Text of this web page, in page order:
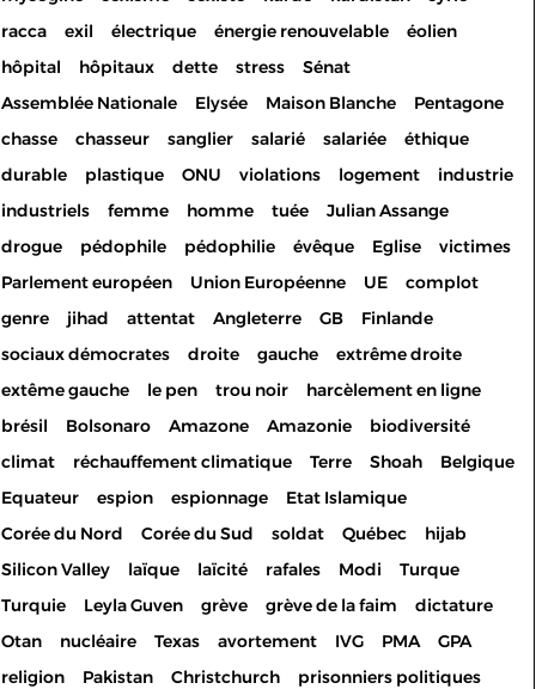
racca
exil électrique énergie renouvelable
éolien
hôpital
hôpitaux dette stress
Sénat
Assemblée Nationale
Elysée Maison Blanche
Pentagone
chasse
chasseur sanglier salarié salariée
éthique
durable
plastique ONU violations logement
industrie
industriels
femme homme tuée
Julian Assange
drogue
pédophile pédophilie évêque Eglise
victimes
Parlement européen
Union Européenne UE
complot
genre
jihad attentat Angleterre GB
Finlande
sociaux démocrates
droite gauche
extrême droite
extême gauche
le pen trou noir
harcèlement en ligne
brésil
Bolsonaro Amazone Amazonie
biodiversité
climat
réchauffement climatique Terre Shoah
Belgique
Equateur
espion espionnage
Etat Islamique
Corée du Nord
Corée du Sud soldat Québec
hijab
Silicon Valley
laïque laïcité rafales Modi
Turque
Turquie
Leyla Guven grève grève de la faim
dictature
Otan
nucléaire Texas avortement IVG PMA
GPA
religion
Pakistan Christchurch
prisonniers politiques